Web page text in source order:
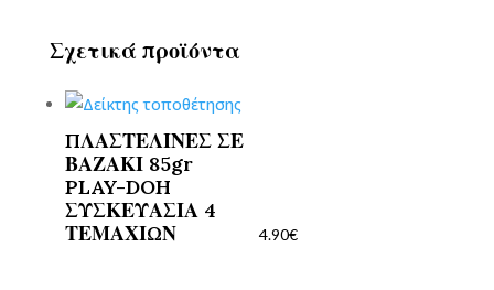
Σχετικά προϊόντα
ΠΛΑΣΤΕΛΙΝΕΣ ΣΕ
ΒΑΖΑΚΙ 85gr
PLAY-DOH
ΣΥΣΚΕΥΑΣΙΑ 4
ΤΕΜΑΧΙΩΝ
4.90€